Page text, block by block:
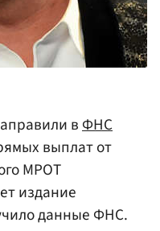
вФНС
выплат от
МРОТ
издание
данные ФНС.